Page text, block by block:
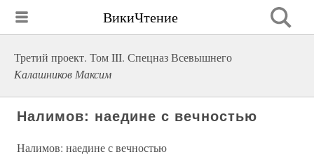
ВикиЧтение
Третий проект. Том III. Спецназ Всевышнего
Калашников Максим
Налимов: наедине с вечностью
Налимов: наедине с вечностью